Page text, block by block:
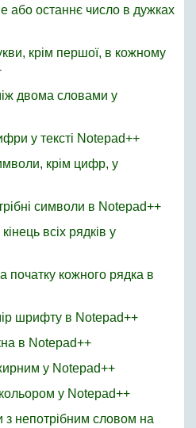
або останнє число в дужках
крім першої, в кожному
двома словами у
у тексті Notepad++
крім цифр, у
символи в Notepad++
всіх рядків у
початку кожного рядка в
шрифту в Notepad++
в Notepad++
у Notepad++
у Notepad++
з непотрібним словом на